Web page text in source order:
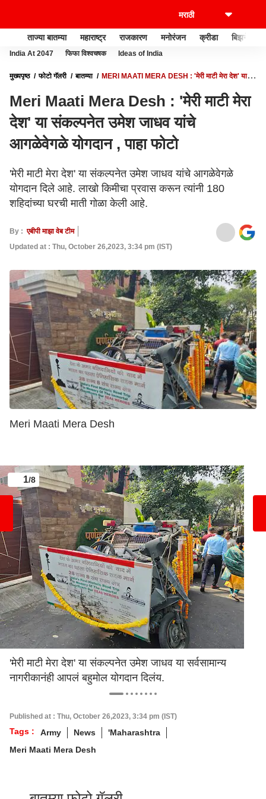
ताज्या बातम्या महाराष्ट्र राजकारण मनोरंजन क्रीडा बिझनेस
India At 2047 फिफा विश्वचषक Ideas of India
मुख्यपृष्ठ फोटो गॅलरी बातम्या
MERI MAATI MERA DESH : 'मेरी माटी मेरा देश' या
Meri Maati Mera Desh : 'मेरी माटी मेरा
देश' या संकल्पनेत उमेश जाधव यांचे
आगळेवेगळे योगदान , पाहा फोटो
'मेरी माटी मेरा देश' या संकल्पनेत उमेश जाधव यांचे आगळेवेगळे
योगदान दिले आहे. लाखो किमीचा प्रवास करून त्यांनी 180
शहिदांच्या घरची माती गोळा केली आहे.
By :एबीपी माझा वेब टीम
Updated at : Thu, October 26,2023, 3:34 pm (IST)
Meri Maati Mera Desh
1/8
'मेरी माटी मेरा देश' या संकल्पनेत उमेश जाधव या सर्वसामान्य
नागरीकानंही आपलं बहुमोल योगदान दिलंय.
Published at : Thu, October 26,2023, 3:34 pm (IST)
Tags : Army News
'Maharashtra
Meri Maati Mera Desh